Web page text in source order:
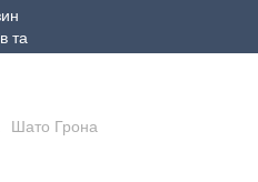
Шато Грона